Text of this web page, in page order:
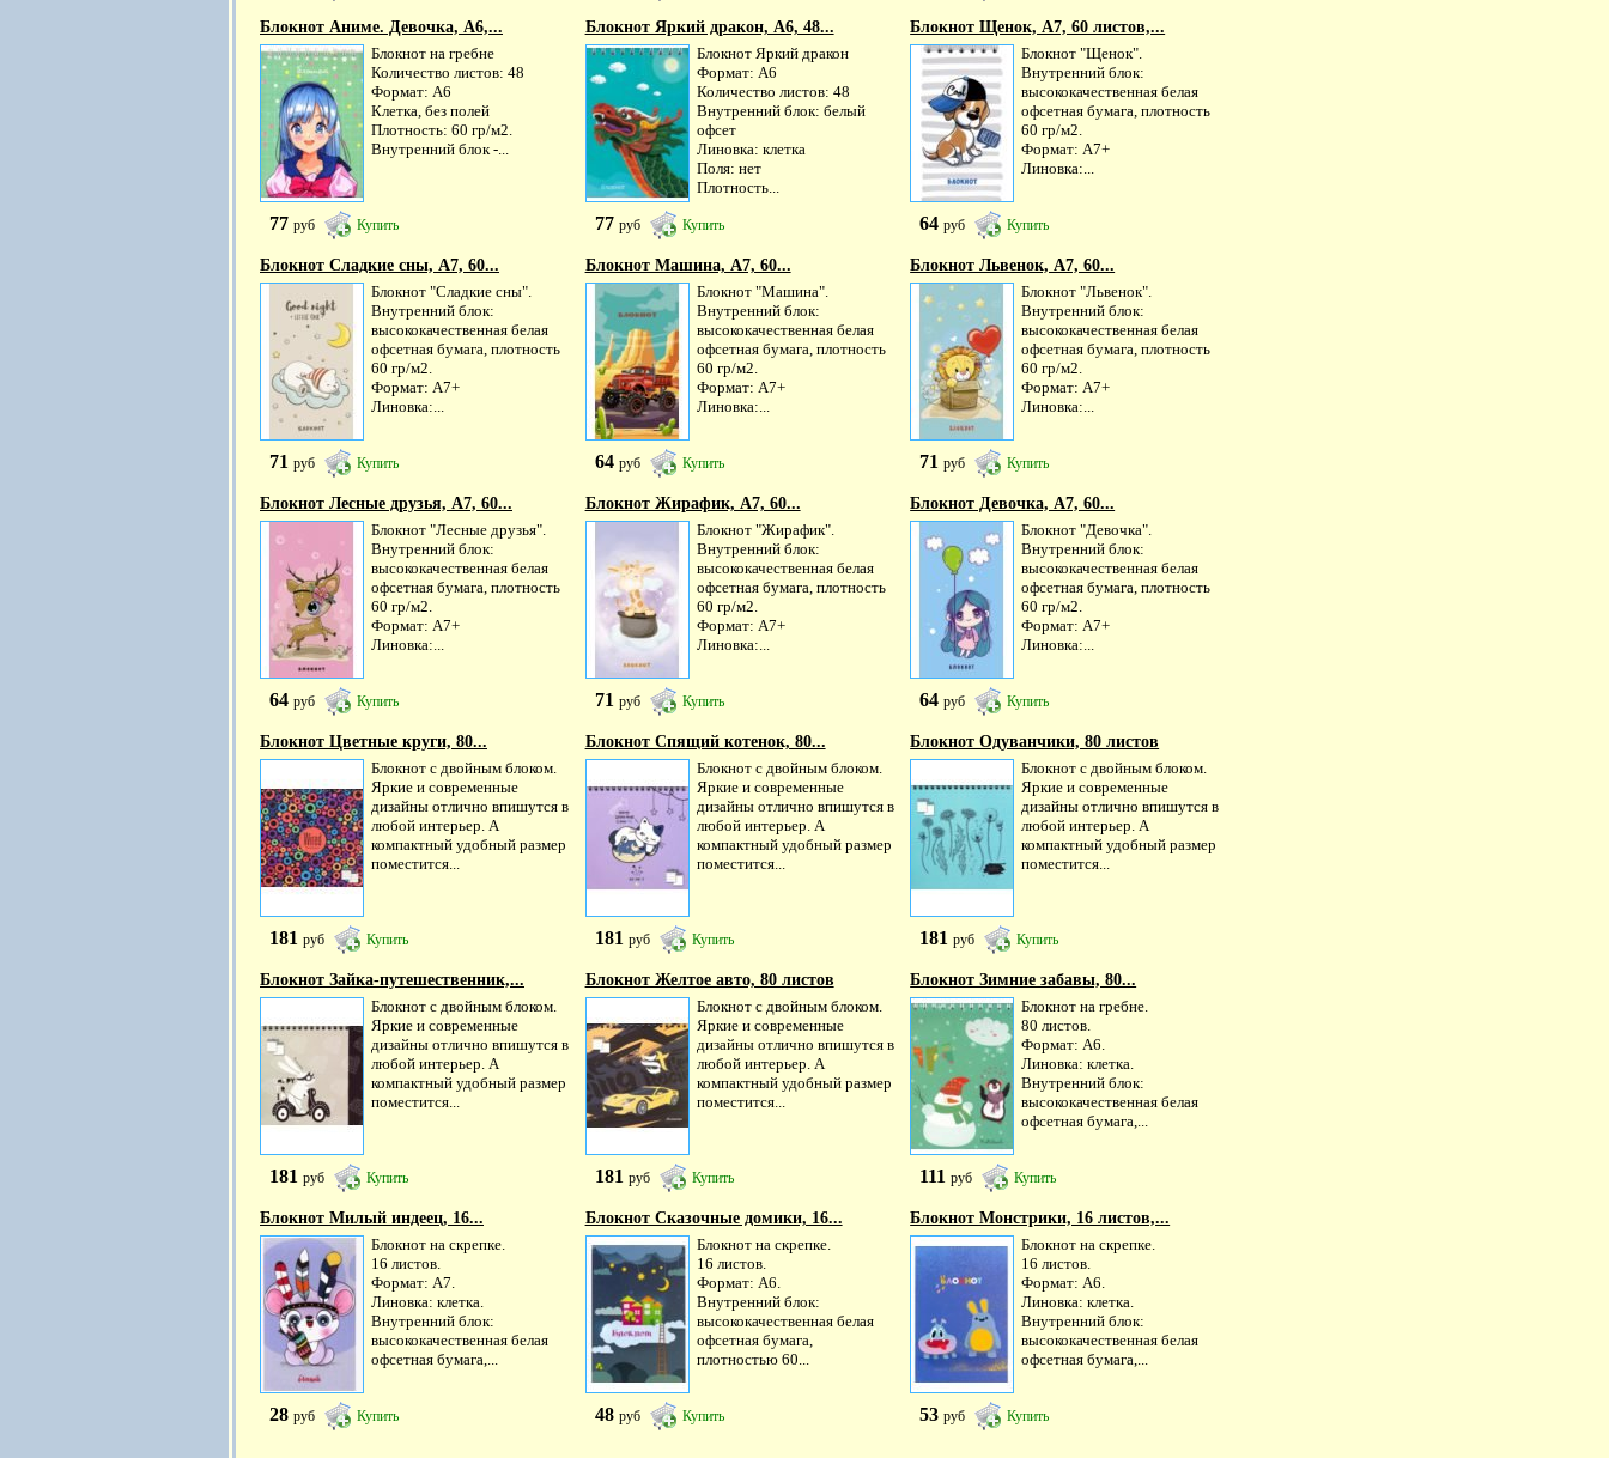
Блокнот Аниме. Девочка, А6,...
Блокнот на гребне
Количество листов: 48
Формат: А6
Клетка, без полей
Плотность: 60 гр/м2.
Внутренний блок -...
77 руб Купить
Блокнот Яркий дракон, А6, 48...
Блокнот Яркий дракон
Формат: А6
Количество листов: 48
Внутренний блок: белый
офсет
Линовка: клетка
Поля: нет
Плотность...
77 руб Купить
Блокнот Щенок, А7, 60 листов,...
Блокнот "Щенок".
Внутренний блок:
высококачественная белая
офсетная бумага, плотность
60 гр/м2.
Формат: А7+
Линовка:...
64руб Купить
Блокнот Сладкие сны, А7, 60...
Блокнот "Сладкие сны".
Внутренний блок:
высококачественная белая
офсетная бумага, плотность
60 гр/м2.
Формат: А7+
Линовка:...
71 руб Купить
Блокнот Машина, А7, 60...
Блокнот "Машина".
Внутренний блок:
высококачественная белая
офсетная бумага, плотность
60 гр/м2.
Формат: А7+
Линовка:...
64 руб Купить
Блокнот Львенок, А7, 60...
Блокнот "Львенок".
Внутренний блок:
высококачественная белая
офсетная бумага, плотность
60 гр/м2.
Формат: А7+
Линовка:...
71руб Купить
Блокнот Лесные друзья, А7, 60...
Блокнот "Лесные друзья".
Внутренний блок:
высококачественная белая
офсетная бумага, плотность
60 гр/м2.
Формат: А7+
Линовка:...
64 руб Купить
Блокнот Жирафик, А7, 60...
Блокнот "Жирафик".
Внутренний блок:
высококачественная белая
офсетная бумага, плотность
60 гр/м2.
Формат: А7+
Линовка:...
71 руб Купить
Блокнот Девочка, А7, 60...
Блокнот "Девочка".
Внутренний блок:
высококачественная белая
офсетная бумага, плотность
60 гр/м2.
Формат: А7+
Линовка:...
64руб Купить
Блокнот Цветные круги, 80...
Блокнот с двойным блоком.
Яркие и современные
дизайны отлично впишутся в
любой интерьер. А
компактный удобный размер
поместится...
181 руб Купить
Блокнот Спящий котенок, 80...
Блокнот с двойным блоком.
Яркие и современные
дизайны отлично впишутся в
любой интерьер. А
компактный удобный размер
поместится...
181 руб Купить
Блокнот Одуванчики, 80 листов
Блокнот с двойным блоком.
Яркие и современные
дизайны отлично впишутся в
любой интерьер. А
компактный удобный размер
поместится...
181руб Купить
Блокнот Зайка-путешественник,...
Блокнот с двойным блоком.
Яркие и современные
дизайны отлично впишутся в
любой интерьер. А
компактный удобный размер
поместится...
181 руб Купить
Блокнот Желтое авто, 80 листов
Блокнот с двойным блоком.
Яркие и современные
дизайны отлично впишутся в
любой интерьер. А
компактный удобный размер
поместится...
181 руб Купить
Блокнот Зимние забавы, 80...
Блокнот на гребне.
80 листов.
Формат: А6.
Линовка: клетка.
Внутренний блок:
высококачественная белая
офсетная бумага,...
111руб Купить
Блокнот Милый индеец, 16...
Блокнот на скрепке.
16 листов.
Формат: А7.
Линовка: клетка.
Внутренний блок:
высококачественная белая
офсетная бумага,...
28 руб Купить
Блокнот Сказочные домики, 16...
Блокнот на скрепке.
16 листов.
Формат: А6.
Внутренний блок:
высококачественная белая
офсетная бумага,
плотностью 60...
48 руб Купить
Блокнот Монстрики, 16 листов,...
Блокнот на скрепке.
16 листов.
Формат: А6.
Линовка: клетка.
Внутренний блок:
высококачественная белая
офсетная бумага,...
53руб Купить